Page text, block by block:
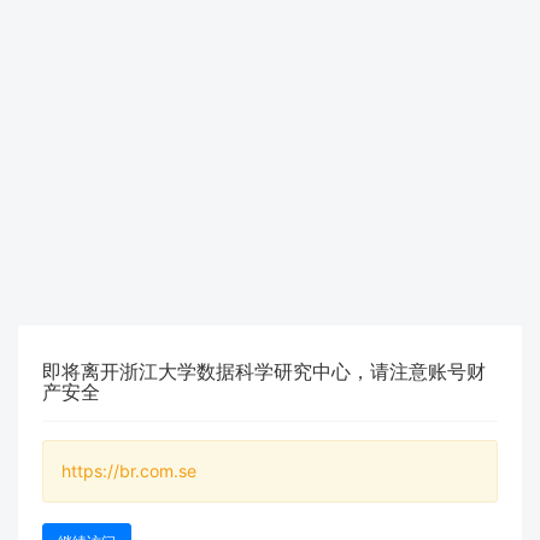
即将离开浙江大学数据科学研究中心，请注意账号财
产安全
https://br.com.se